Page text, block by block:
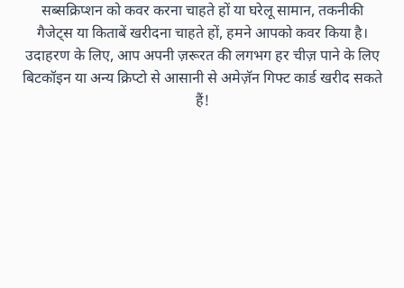
सब्सक्रिप्शन को कवर करना चाहते हों या घरेलू सामान, तकनीकी
गैजेट्स या किताबें खरीदना चाहते हों, हमने आपको कवर किया है।
उदाहरण के लिए, आप अपनी ज़रूरत की लगभग हर चीज़ पाने के लिए
बिटकॉइन या अन्य क्रिप्टो से आसानी से अमेज़ॅन गिफ्ट कार्ड खरीद सकते
हैं!